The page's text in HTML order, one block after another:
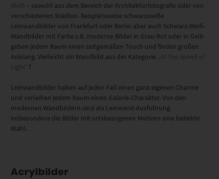
Weiß – sowohl aus dem Bereich der Architekturfotografie oder von
verschiedenen Städten. Beispielsweise schwarzweiße
Leinwandbilder von Frankfurt oder Berlin aber auch Schwarz-Weiß-
Wandbilder mit Farbe z.B. moderne Bilder in Grau-Rot oder in Gelb
geben jedem Raum einen zeitgemäßen Touch und finden großen
Anklang. Vielleicht ein Wandbild aus der Kategorie „At the Speed of
Light“ ?
Leinwandbilder haben auf jeden Fall einen ganz eigenen Charme
und verleihen jedem Raum einen Galerie-Charakter. Von den
modernen Wandbildern sind als Leinwand-Ausführung
insbesondere die Bilder mit ortsbezogenen Motiven eine beliebte
Wahl.
Acrylbilder